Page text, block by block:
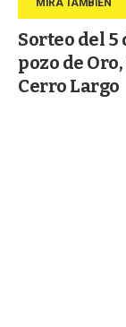
Sorteo del 5
pozo de
Cerro Largo